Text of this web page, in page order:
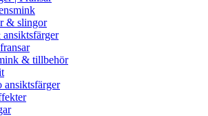
& slingor
& tillbehör
ansiktsfärger